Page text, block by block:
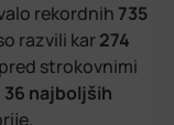
rekordnih 735
razvili kar274
strokovnimi
36 najboljših